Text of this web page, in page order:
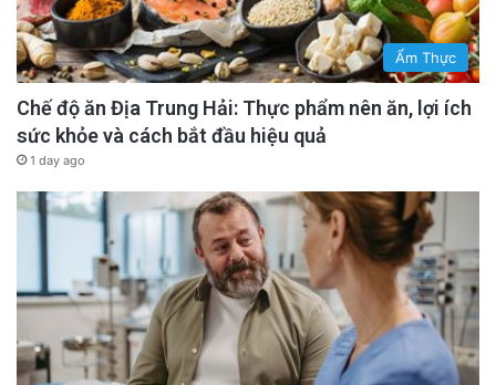
Ẩm Thực
Chế độ ăn Địa Trung Hải: Thực phẩm nên ăn, lợi ích
sức khỏe và cách bắt đầu hiệu quả
1 day ago